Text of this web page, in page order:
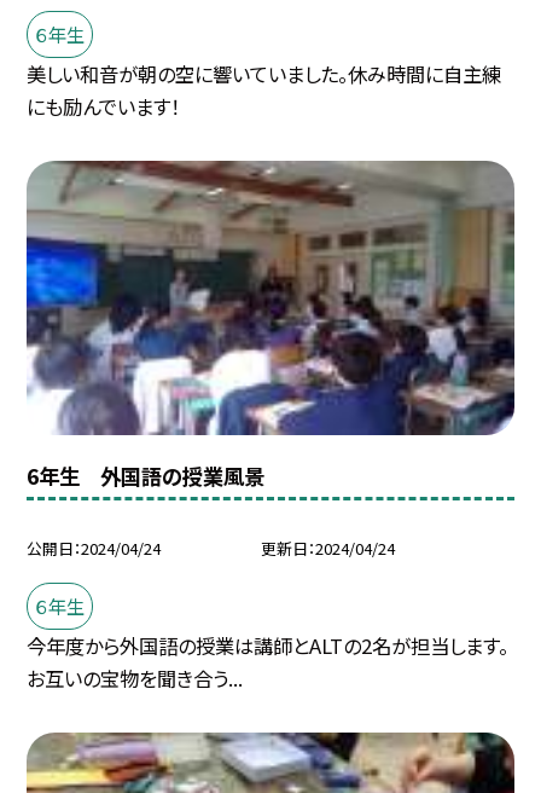
６年生
美しい和音が朝の空に響いていました。休み時間に自主練
にも励んでいます！
6年生 外国語の授業風景
公開日 2024/04/24 更新日 2024/04/24
６年生
今年度から外国語の授業は講師とALTの2名が担当します。
お互いの宝物を聞き合う...